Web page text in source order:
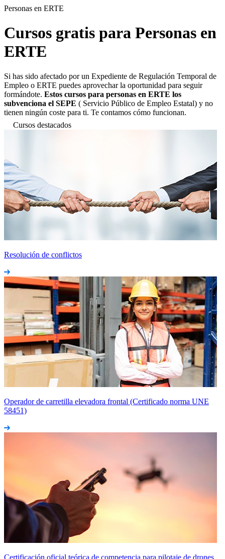
Personas en ERTE
Cursos gratis para Personas en
ERTE
Si has sido afectado por un Expediente de Regulación Temporal de
Empleo o ERTE puedes aprovechar la oportunidad para seguir
formándote. Estos cursos para personas en ERTE los
subvenciona el SEPE ( Servicio Público de Empleo Estatal) y no
tienen ningún coste para ti. Te contamos cómo funcionan.
Cursos destacados
Resolución de conflictos
Operador de carretilla elevadora frontal (Certificado norma UNE
58451)
Certificación oficial teórica de competencia para pilotaje de drones